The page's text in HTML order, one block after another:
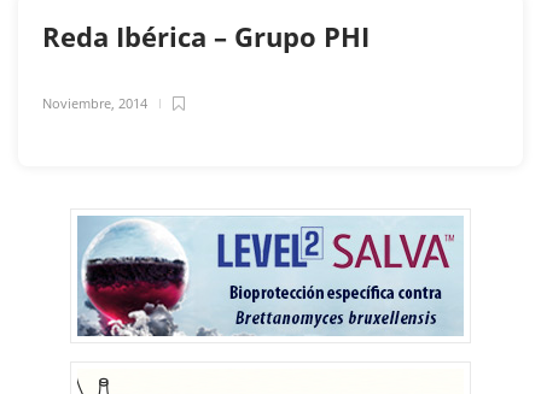
Reda Ibérica – Grupo PHI
Noviembre, 2014